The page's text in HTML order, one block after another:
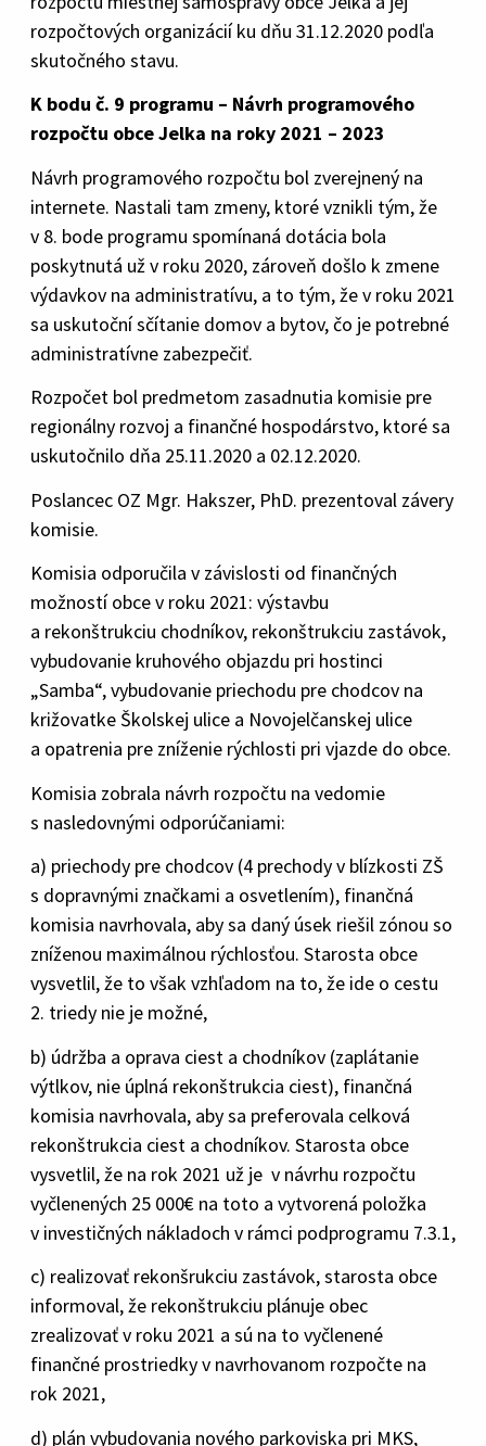
rozpočtových organizácií ku dňu 31.12.2020 podľa
skutočného stavu.
K bodu č. 9 programu – Návrh programového
rozpočtu obce Jelka na roky 2021 – 2023
Návrh programového rozpočtu bol zverejnený na
internete. Nastali tam zmeny, ktoré vznikli tým, že
v 8. bode programu spomínaná dotácia bola
poskytnutá už v roku 2020, zároveň došlo k zmene
výdavkov na administratívu, a to tým, že v roku 2021
sa uskutoční sčítanie domov a bytov, čo je potrebné
administratívne zabezpečiť.
Rozpočet bol predmetom zasadnutia komisie pre
regionálny rozvoj a finančné hospodárstvo, ktoré sa
uskutočnilo dňa 25.11.2020 a 02.12.2020.
Poslancec OZ Mgr. Hakszer, PhD. prezentoval závery
komisie.
Komisia odporučila v závislosti od finančných
možností obce v roku 2021: výstavbu
a rekonštrukciu chodníkov, rekonštrukciu zastávok,
vybudovanie kruhového objazdu pri hostinci
„Samba“, vybudovanie priechodu pre chodcov na
križovatke Školskej ulice a Novojelčanskej ulice
a opatrenia pre zníženie rýchlosti pri vjazde do obce.
Komisia zobrala návrh rozpočtu na vedomie
s nasledovnými odporúčaniami:
a) priechody pre chodcov (4 prechody v blízkosti ZŠ
s dopravnými značkami a osvetlením), finančná
komisia navrhovala, aby sa daný úsek riešil zónou so
zníženou maximálnou rýchlosťou. Starosta obce
vysvetlil, že to však vzhľadom na to, že ide o cestu
2. triedy nie je možné,
b) údržba a oprava ciest a chodníkov (zaplátanie
výtlkov, nie úplná rekonštrukcia ciest), finančná
komisia navrhovala, aby sa preferovala celková
rekonštrukcia ciest a chodníkov. Starosta obce
vysvetlil, že na rok 2021 už je v návrhu rozpočtu
vyčlenených 25 000€ na toto a vytvorená položka
v investičných nákladoch v rámci podprogramu 7.3.1,
c) realizovať rekonšrukciu zastávok, starosta obce
informoval, že rekonštrukciu plánuje obec
zrealizovať v roku 2021 a sú na to vyčlenené
finančné prostriedky v navrhovanom rozpočte na
rok 2021,
d) plán vybudovania nového parkoviska pri MKS,